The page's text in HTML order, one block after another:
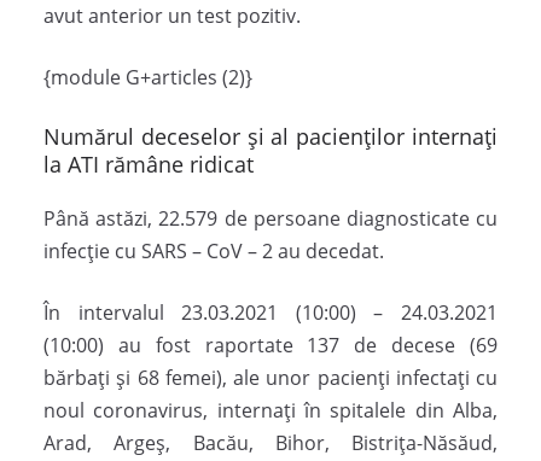
avut anterior un test pozitiv.
{module G+articles (2)}
Numărul deceselor și al pacienților internați
la ATI rămâne ridicat
Până astăzi, 22.579 de persoane diagnosticate cu
infecție cu SARS – CoV – 2 au decedat.
În intervalul 23.03.2021 (10:00) – 24.03.2021
(10:00) au fost raportate 137 de decese (69
bărbați și 68 femei), ale unor pacienți infectați cu
noul coronavirus, internați în spitalele din Alba,
Arad, Argeș, Bacău, Bihor, Bistrița-Năsăud,